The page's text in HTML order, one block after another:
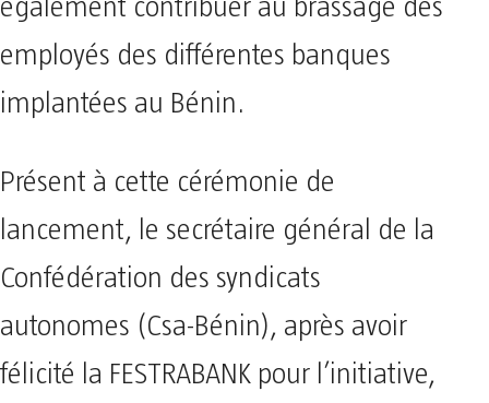
également contribuer au brassage des
employés des différentes banques
implantées au Bénin.
Présent à cette cérémonie de
lancement, le secrétaire général de la
Confédération des syndicats
autonomes (Csa-Bénin), après avoir
félicité la FESTRABANK pour l’initiative,